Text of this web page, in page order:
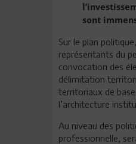
sont
Sur le plan
représentants du
convocation des
délimitation
territoriaux de
l’architecture
Au niveau des
professionnelle,